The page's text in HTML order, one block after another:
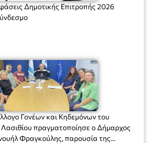
Δημοτικής Επιτροπής 2026
Γονέων και Κηδεμόνων του
πραγματοποίησε ο Δήμαρχος
Φραγκούλης, παρουσία της